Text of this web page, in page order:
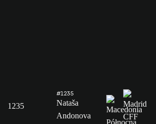
1235
#1235
Nataša
Andonova